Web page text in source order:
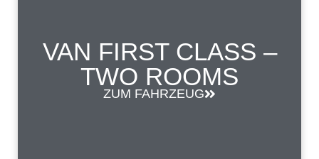
VAN FIRST CLASS –
TWO ROOMS
ZUM FAHRZEUG